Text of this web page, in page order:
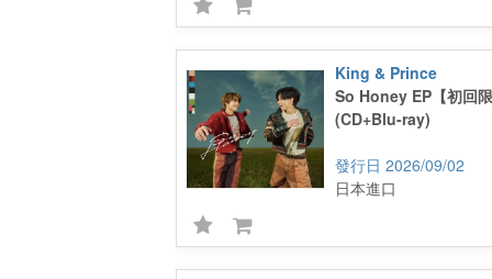
King & Prince
So Honey EP【初回
(CD+Blu-ray)
2026/09/02
日本進口